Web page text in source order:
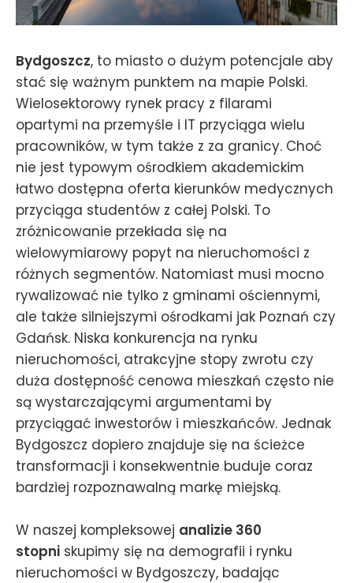
Bydgoszcz, to miasto o dużym potencjale aby
stać się ważnym punktem na mapie Polski.
Wielosektorowy rynek pracy z filarami
opartymi na przemyśle i IT przyciąga wielu
pracowników, w tym także z za granicy. Choć
nie jest typowym ośrodkiem akademickim
łatwo dostępna oferta kierunków medycznych
przyciąga studentów z całej Polski. To
zróżnicowanie przekłada się na
wielowymiarowy popyt na nieruchomości z
różnych segmentów. Natomiast musi mocno
rywalizować nie tylko z gminami ościennymi,
ale także silniejszymi ośrodkami jak Poznań czy
Gdańsk. Niska konkurencja na rynku
nieruchomości, atrakcyjne stopy zwrotu czy
duża dostępność cenowa mieszkań często nie
są wystarczającymi argumentami by
przyciągać inwestorów i mieszkańców. Jednak
Bydgoszcz dopiero znajduje się na ścieżce
transformacji i konsekwentnie buduje coraz
bardziej rozpoznawalną markę miejską.
W naszej kompleksowej analizie 360
stopni skupimy się na demografii i rynku
nieruchomości w Bydgoszczy, badając